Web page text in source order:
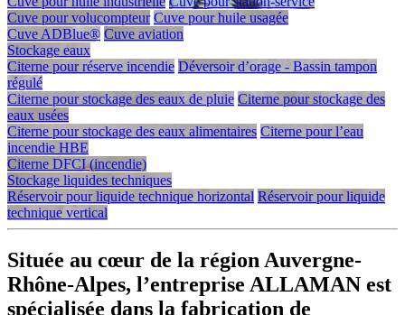
Cuve pour volucompteur Cuve pour huile usagée
Cuve ADBlue® Cuve aviation
Stockage eaux
Citerne pour réserve incendie Déversoir d’orage - Bassin tampon
régulé
Citerne pour stockage des eaux de pluie Citerne pour stockage des
eaux usées
Citerne pour stockage des eaux alimentaires Citerne pour l’eau
incendie HBE
Citerne DFCI (incendie)
Stockage liquides techniques
Réservoir pour liquide technique horizontal Réservoir pour liquide
technique vertical
Située au cœur de la région Auvergne-
Rhône-Alpes, l’entreprise ALLAMAN est
spécialisée dans la fabrication de